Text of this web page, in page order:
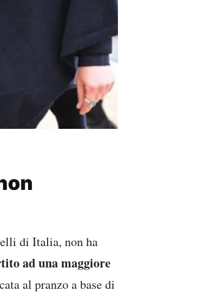
di Italia, non ha
ad una maggiore
al pranzo a base di